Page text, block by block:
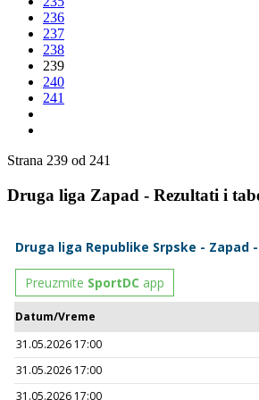
236
237
238
239
240
241
Strana 239 od 241
Druga liga Zapad - Rezultati i